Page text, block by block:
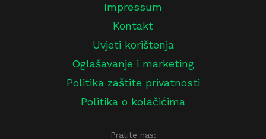
Impressum
Kontakt
Uvjeti korištenja
Oglašavanje i marketing
Politika zaštite privatnosti
Politika o kolačićima
Pratite nas: